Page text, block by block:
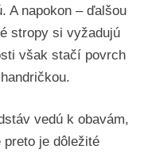
A napokon – ďalšou
stropy si vyžadujú
však stačí povrch
vedú k obavám,
je dôležité